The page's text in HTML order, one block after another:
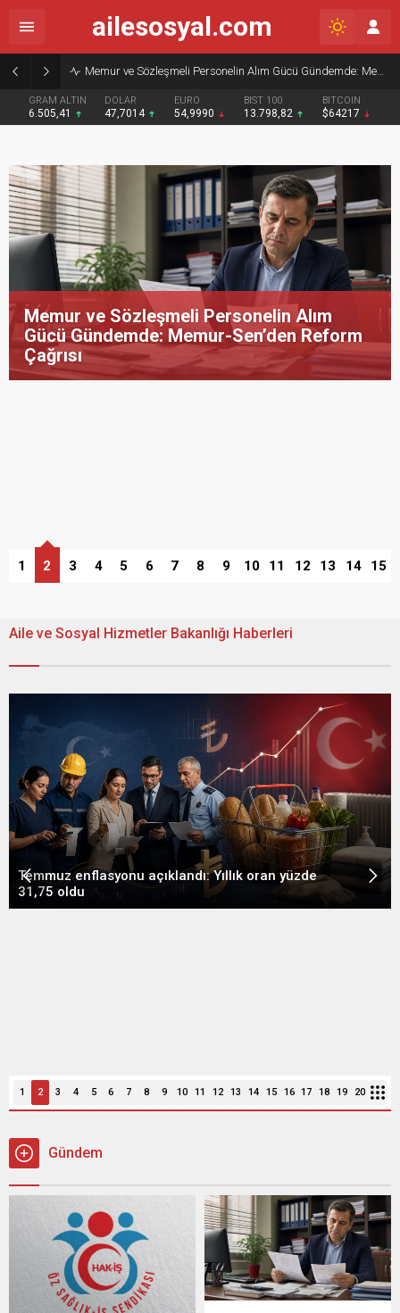
Temmuz enflasyonu açıklandı: Yıllık oran yüzde 31,75 oldu
GRAM ALTIN
6.505,41
DOLAR
47,7014
EURO
54,9990
BIST 100
13.798,82
BITCOIN
$64217
ailesosyal.com
Temmuz enflasyonu açıklandı: Yıllık oran
yüzde 31,75 oldu
1 2 3 4 5 6 7 8 9 10 11 12 13 14 15
Aile ve Sosyal Hizmetler Bakanlığı Haberleri
Ek dersliler için kanuna eklenen KPSS’siz alım
maddesi yürürlükten kaldırıldı
1 2 3 4 5 6 7 8 9 10 11 12 13 14 15 16 17 18 19 20
Gündem